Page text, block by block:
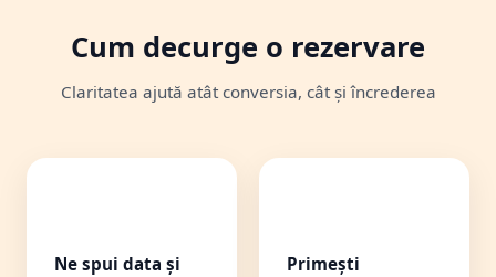
Cum decurge o rezervare
Claritatea ajută atât conversia, cât și încrederea
Ne spui data și
Primești